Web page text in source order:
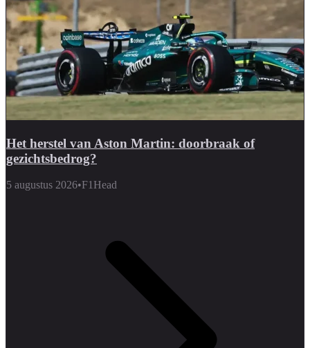
Het herstel van Aston Martin: doorbraak of
gezichtsbedrog?
5 augustus 2026•F1Head